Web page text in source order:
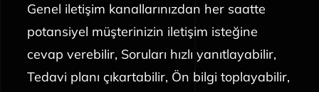
Genel iletişim kanallarınızdan her saatte
potansiyel müşterinizin iletişim isteğine
cevap verebilir, Soruları hızlı yanıtlayabilir,
Tedavi planı çıkartabilir, Ön bilgi toplayabilir,